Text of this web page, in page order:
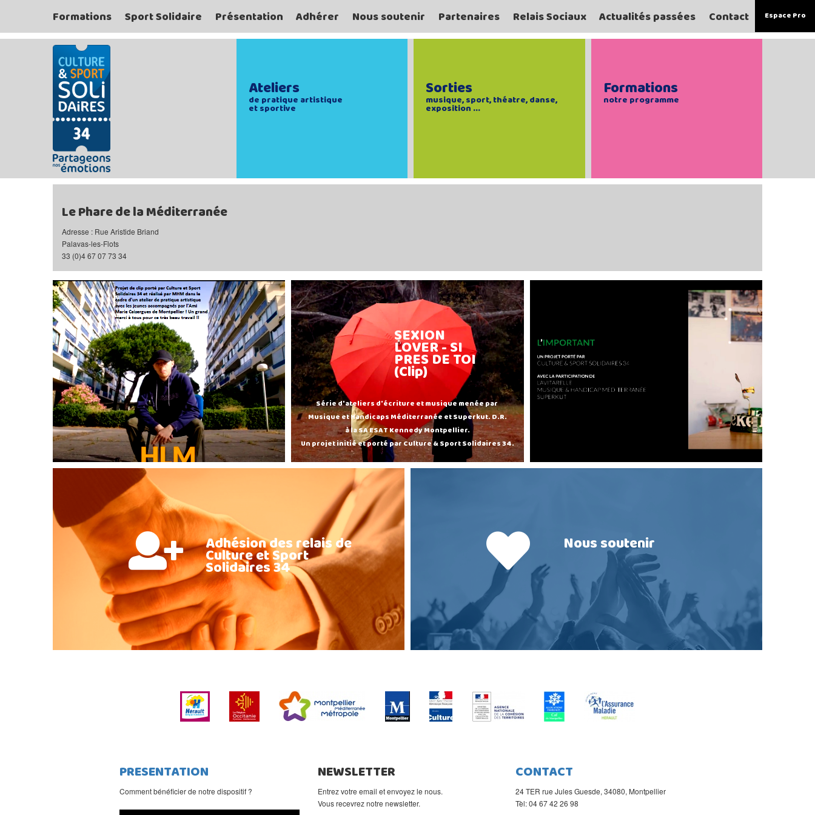
Espace Pro
Formations Sport Solidaire Présentation Adhérer Nous soutenir Partenaires Relais Sociaux Actualités passées Contact
Ateliers
de pratique artistique
et sportive
Sorties
musique, sport, théatre, danse,
exposition ...
Formations
notre programme
Le Phare de la Méditerranée
Adresse : Rue Aristide Briand
Palavas-les-Flots
33 (0)4 67 07 73 34
SEXION
LOVER - SI
PRES DE TOI
(Clip)
Série d'ateliers d'écriture et musique menée par
Musique et Handicaps Méditerranée et Superkut. D.R.
à la SA ESAT Kennedy Montpellier.
Un projet initié et porté par Culture & Sport Solidaires 34.
Adhésion des relais de
Culture et Sport
Solidaires 34
Nous soutenir
PRESENTATION
Comment bénéficier de notre dispositif ?
NEWSLETTER
Entrez votre email et envoyez le nous.
Vous recevrez notre newsletter.
CONTACT
24 TER rue Jules Guesde, 34080, Montpellier
Tèl: 04 67 42 26 98